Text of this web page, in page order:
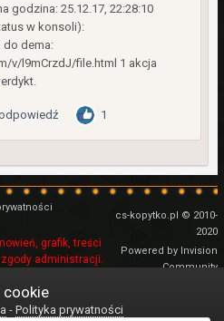
godzina: 25.12.17, 22:28:10
w konsoli):
do dema:
v/l9mCrzdJ/file.html 1 akcja
1
grafik, treści
administracji.
cs-kopytko.pl © 2010-
2020
Powered by Invision
Community
cookie
- Polityka prywatności